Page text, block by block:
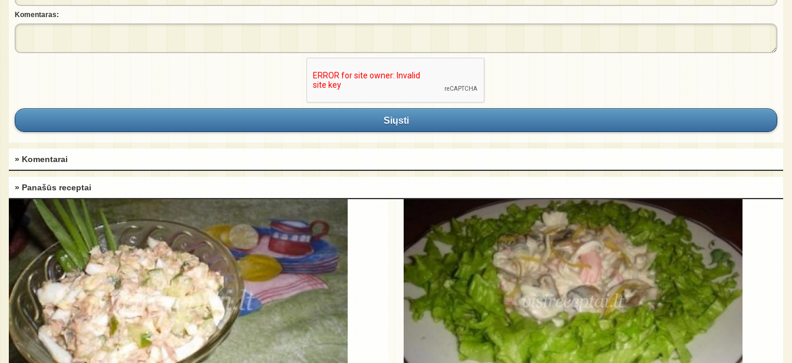
Komentaras:
Siųsti
» Komentarai
» Panašūs receptai